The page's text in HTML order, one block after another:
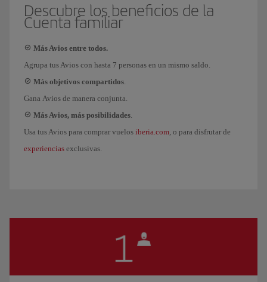
Descubre los beneficios de la
Cuenta familiar
Más Avios entre todos.
Agrupa tus Avios con hasta 7 personas en un mismo saldo.
Más objetivos compartidos.
Gana Avios de manera conjunta.
Más Avios, más posibilidades.
Usa tus Avios para comprar vuelos iberia.com, o para disfrutar de
experiencias exclusivas.